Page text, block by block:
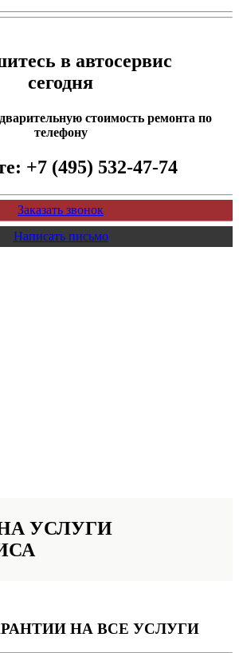
в автосервис
сегодня
стоимость ремонта по
телефону
+7 (495) 532-47-74
Заказать звонок
Написать письмо
УСЛУГИ
НА ВСЕ УСЛУГИ